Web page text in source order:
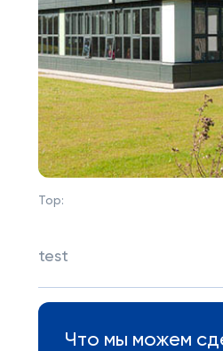
Top:
test
Что мы можем